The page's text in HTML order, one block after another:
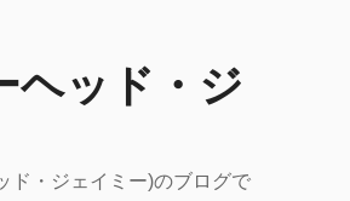
ヘッド・ジ
ド・ジェイミー)のブログで